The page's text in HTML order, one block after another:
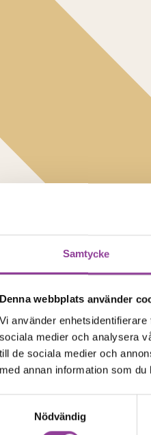
Samtycke
Denna webbplats använder
Vi använder
sociala medier och analysera
till de sociala medier och
med annan information som
Nödvändig